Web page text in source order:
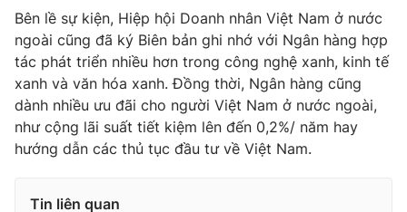
Cơ quan chủ quản:Đài Truyền hình Việt Nam
Cơ quan báo chí:Thời báo VTV
Giấy phép hoạt động báo in và báo điện tử số 483/GP-BTTTT
cấp ngày 29/12/2023
Tổng Biên tập: Vũ Thanh Thủy
Phó Tổng Biên tập:Nguyễn Thị Mỹ Hạnh, Phạm Quốc Thắng,
Tổng đài VTV:
Bên lề sự kiện, Hiệp hội Doanh nhân Việt Nam ở nước
ngoài cũng đã ký Biên bản ghi nhớ với Ngân hàng hợp
tác phát triển nhiều hơn trong công nghệ xanh, kinh tế
xanh và văn hóa xanh. Đồng thời, Ngân hàng cũng
dành nhiều ưu đãi cho người Việt Nam ở nước ngoài,
như cộng lãi suất tiết kiệm lên đến 0,2%/ năm hay
hướng dẫn các thủ tục đầu tư về Việt Nam.
Tin liên quan